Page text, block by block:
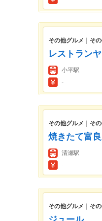
その他グルメ｜そ
レストラン
小平駅
-
その他グルメ｜そ
焼きたて富
清瀬駅
-
その他グルメ｜そ